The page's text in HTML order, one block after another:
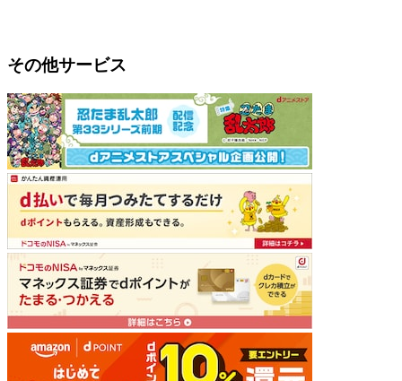
その他サービス